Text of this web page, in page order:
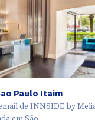
Paulo Itaim
de INNSIDE by